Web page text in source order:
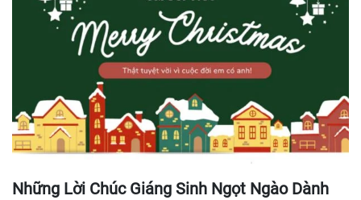
Những Lời Chúc Giáng Sinh Ngọt Ngào Dành